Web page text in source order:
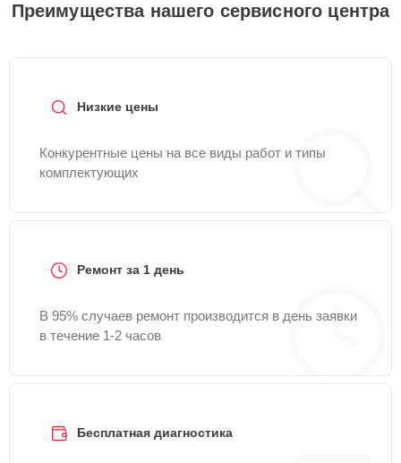
Преимущества нашего сервисного центра
Низкие цены
Конкурентные цены на все виды работ и типы
комплектующих
Ремонт за 1 день
В 95% случаев ремонт производится в день заявки
в течение 1-2 часов
Бесплатная диагностика